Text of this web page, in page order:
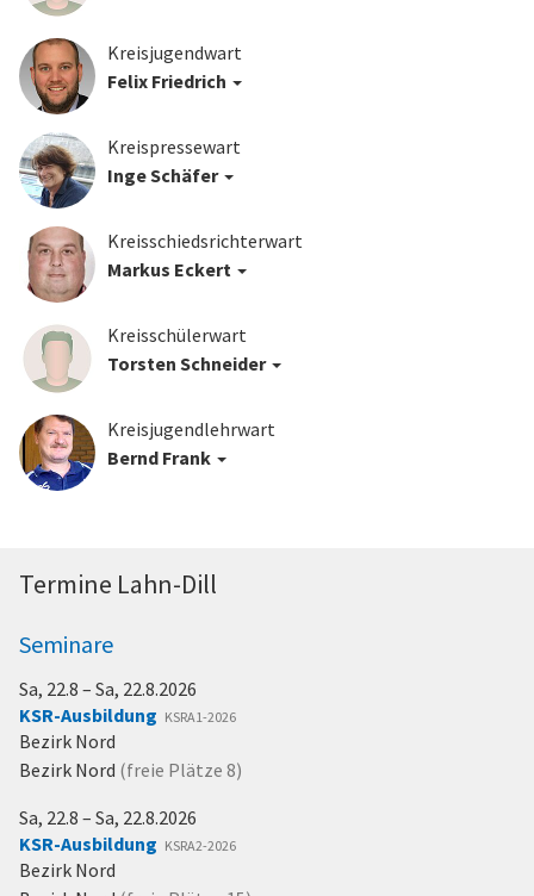
Kreisjugendwart
Felix Friedrich
Kreispressewart
Inge Schäfer
Kreisschiedsrichterwart
Markus Eckert
Kreisschülerwart
Torsten Schneider
Kreisjugendlehrwart
Bernd Frank
Termine Lahn-Dill
Seminare
Sa, 22.8 – Sa, 22.8.2026
KSR-Ausbildung KSRA1-2026
Bezirk Nord
Bezirk Nord (freie Plätze 8)
Sa, 22.8 – Sa, 22.8.2026
KSR-Ausbildung KSRA2-2026
Bezirk Nord